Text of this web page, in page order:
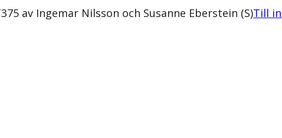
av Ingemar Nilsson och Susanne Eberstein (S)Till